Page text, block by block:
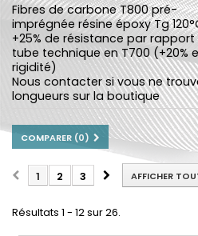
Fibres de carbone T800 pré-
imprégnée résine époxy Tg
+25% de résistance par rapport
tube technique en T700 (+20%
rigidité)
Nous contacter si vous ne
longueurs sur la boutique
COMPARER (0)
AFFICHER
1 2 3
Résultats 1 - 12 sur 26.